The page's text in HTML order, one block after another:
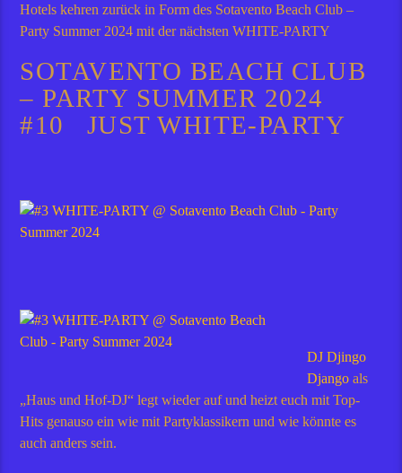
Hotels kehren zurück in Form des Sotavento Beach Club –
Party Summer 2024 mit der nächsten WHITE-PARTY
SOTAVENTO BEACH CLUB
– PARTY SUMMER 2024
#10 JUST WHITE-PARTY
DJ Djingo
Django als
„Haus und Hof-DJ“ legt wieder auf und heizt euch mit Top-
Hits genauso ein wie mit Partyklassikern und wie könnte es
auch anders sein.